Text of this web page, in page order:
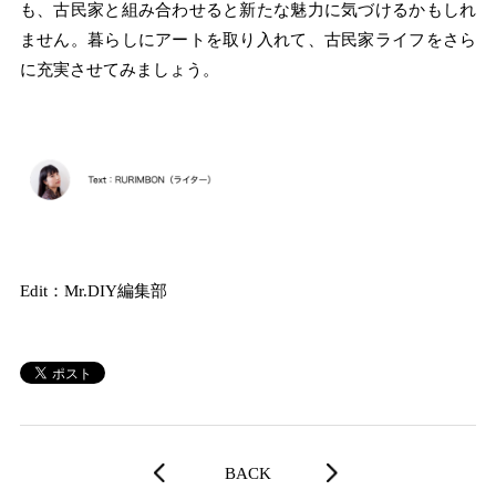
も、古民家と組み合わせると新たな魅力に気づけるかもしれ
ません。暮らしにアートを取り入れて、古民家ライフをさら
に充実させてみましょう。
Edit：Mr.DIY編集部
BACK